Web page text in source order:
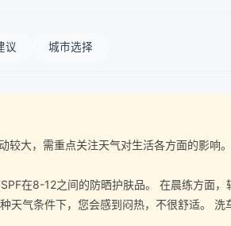
议 城市选择
大，需重点关注天气对生活各方面的影响
在8-12之间的防晒护肤品。 在晨练方面，
气条件下，您会感到闷热，不很舒适。 洗